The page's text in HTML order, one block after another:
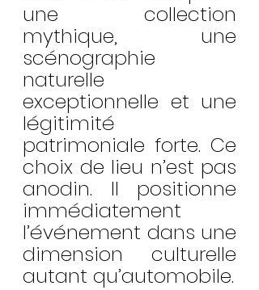
une collection
mythique, une
scénographie
naturelle
exceptionnelle et une
légitimité
patrimoniale forte. Ce
choix de lieu n’est pas
anodin. Il positionne
immédiatement
l’événement dans une
dimension culturelle
autant qu’automobile.